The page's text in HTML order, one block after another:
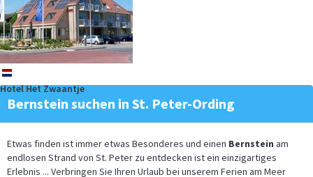
nl
Hotel Het Zwaantje
Bernstein suchen in St. Peter-Ording
Etwas finden ist immer etwas Besonderes und einen Bernstein am
endlosen Strand von St. Peter zu entdecken ist ein einzigartiges
Erlebnis ... Verbringen Sie Ihren Urlaub bei unserem Ferien am Meer